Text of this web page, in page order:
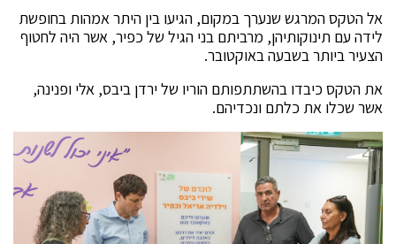
אל הטקס המרגש שנערך במקום, הגיעו בין היתר אמהות בחופשת
לידה עם תינוקותיהן, מרביתם בני הגיל של כפיר, אשר היה לחטוף
הצעיר ביותר בשבעה באוקטובר.
את הטקס כיבדו בהשתתפותם הוריו של ירדן ביבס, אלי ופנינה,
אשר שכלו את כלתם ונכדיהם.